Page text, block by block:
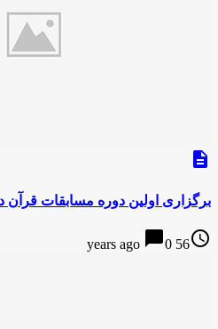
description
برگزاری اولین دوره مسابقات قرآن
access_time
56 years ago
chat_bubble0